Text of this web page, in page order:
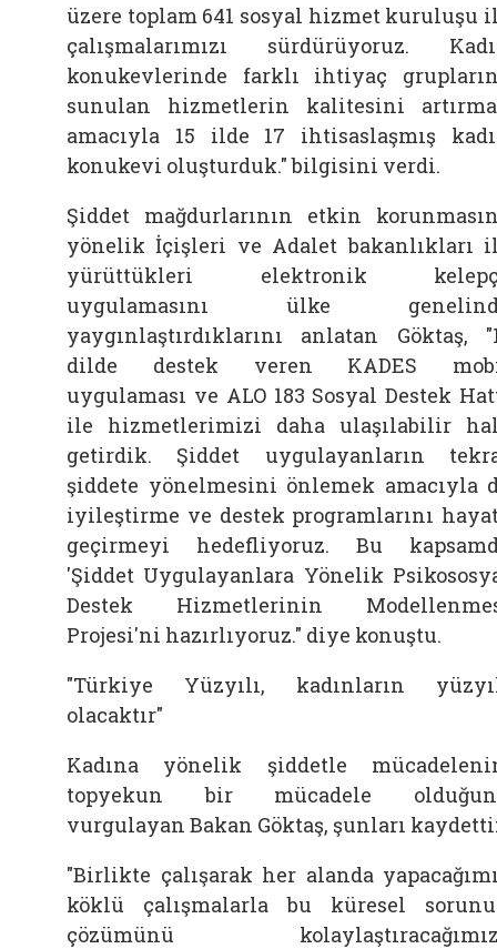
üzere toplam 641 sosyal hizmet kuruluşu
çalışmalarımızı sürdürüyoruz.
konukevlerinde farklı ihtiyaç
sunulan hizmetlerin kalitesini
amacıyla 15 ilde 17 ihtisaslaşmış
konukevi oluşturduk." bilgisini verdi.
Şiddet mağdurlarının etkin
yönelik İçişleri ve Adalet bakanlıkları
yürüttükleri elektronik
uygulamasını ülke
yaygınlaştırdıklarını anlatan Göktaş,
dilde destek veren KADES
uygulaması ve ALO 183 Sosyal Destek
ile hizmetlerimizi daha ulaşılabilir
getirdik. Şiddet uygulayanların
şiddete yönelmesini önlemek amacıyla
iyileştirme ve destek programlarını
geçirmeyi hedefliyoruz. Bu
'Şiddet Uygulayanlara Yönelik
Destek Hizmetlerinin
Projesi'ni hazırlıyoruz." diye konuştu.
"Türkiye Yüzyılı, kadınların
olacaktır"
Kadına yönelik şiddetle
topyekun bir mücadele
vurgulayan Bakan Göktaş, şunları kaydetti:
"Birlikte çalışarak her alanda
köklü çalışmalarla bu küresel
çözümünü